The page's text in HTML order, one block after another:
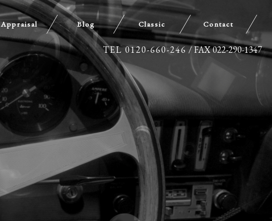
TEL 0120-660-246 / FAX 022-290-1347
Appraisal Blog Classic Contact